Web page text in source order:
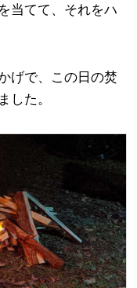
当てて、それをハ
げで、この日の焚
した。